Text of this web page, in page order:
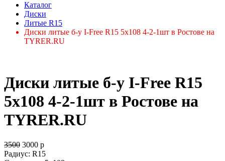
Каталог
Диски
Литые R15
Диски литые б-у I-Free R15 5x108 4-2-1шт в Ростове на
TYRER.RU
Диски литые б-у I-Free R15
5x108 4-2-1шт в Ростове на
TYRER.RU
3500 3000 р
Радиус: R15